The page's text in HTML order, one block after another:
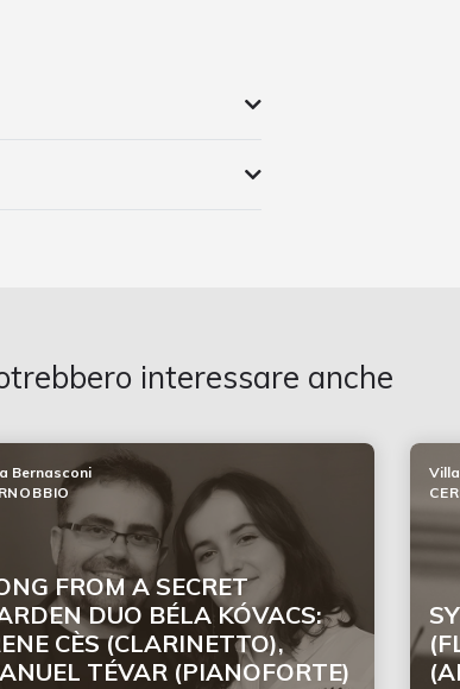
interessare anche
FROM A SECRET
DUO BÉLA KÓVACS:
CÈS (CLARINETTO),
TÉVAR (PIANOFORTE)
Bernasconi